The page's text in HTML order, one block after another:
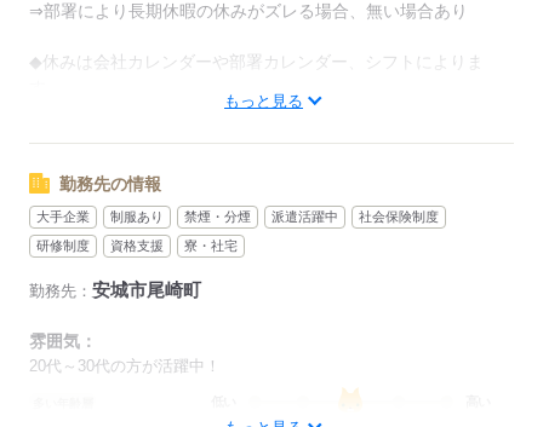
・作業：持ち場で作業
｜
・昼休憩：食事カードで現金不要
・作業：持ち場で作業
｜
・終業
＜職場の環境は？＞
金属を溶かす「鋳造（ちゅうぞう）課」での作業のため、
現場は少し暑い環境です。
⇒部署により長期休暇の休みがズレる場合、無い場合あり
◆休みは会社カレンダーや部署カレンダー、シフトによりま
もっと見る
勤務先の情報
大手企業 制服あり 禁煙・分煙 派遣活躍中
社会保険制度
研修制度
資格支援 寮・社宅
勤務先： 安城市尾崎町
雰囲気：
20代～30代の方が活躍中！